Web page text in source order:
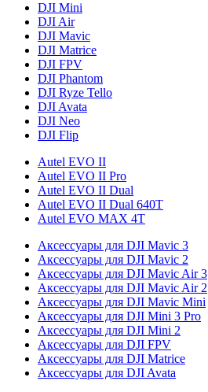
DJI Mini
DJI Air
DJI Mavic
DJI Matrice
DJI FPV
DJI Phantom
DJI Ryze Tello
DJI Avata
DJI Neo
DJI Flip
Autel EVO II
Autel EVO II Pro
Autel EVO II Dual
Autel EVO II Dual 640T
Autel EVO MAX 4T
Аксессуары для DJI Mavic 3
Аксессуары для DJI Mavic 2
Аксессуары для DJI Mavic Air 3
Аксессуары для DJI Mavic Air 2
Аксессуары для DJI Mavic Mini
Аксессуары для DJI Mini 3 Pro
Аксессуары для DJI Mini 2
Аксессуары для DJI FPV
Аксессуары для DJI Matrice
Аксессуары для DJI Avata